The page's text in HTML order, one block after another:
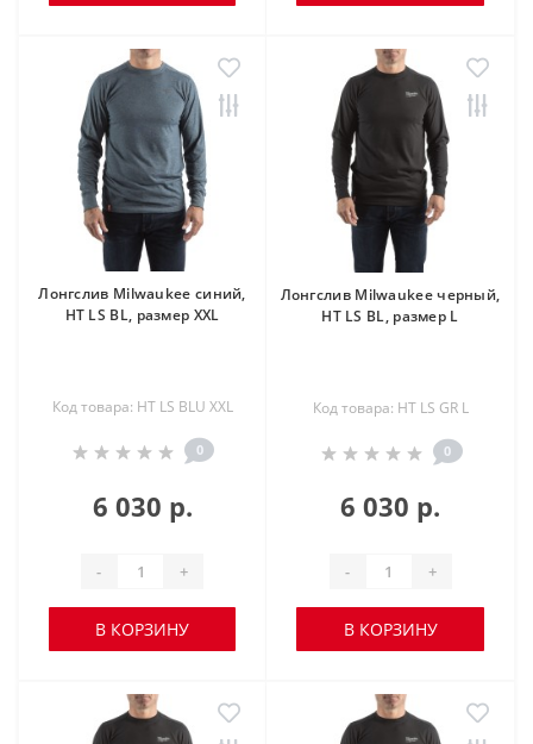
Лонгслив Milwaukee синий,
HT LS BL, размер XXL
Код товара: HT LS BLU XXL
0
6 030 р.
- +
В КОРЗИНУ
Лонгслив Milwaukee черный,
HT LS BL, размер L
Код товара: HT LS GR L
0
6 030 р.
- +
В КОРЗИНУ